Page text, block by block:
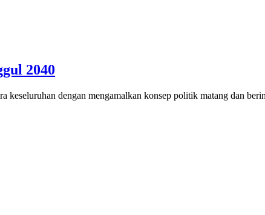
2040
keseluruhan dengan mengamalkan konsep politik matang dan